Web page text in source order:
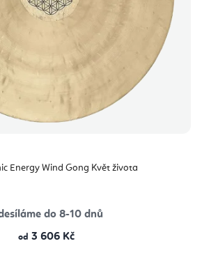
Energy Wind Gong Květ života
do 8-10 dnů
od 3 606 Kč